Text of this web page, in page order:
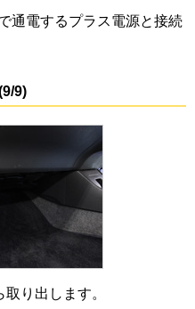
通電するプラス電源と接続
9)
り出します。